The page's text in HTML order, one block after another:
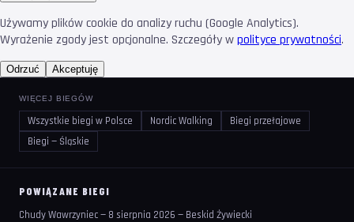
Używamy plików cookie do analizy ruchu (Google Analytics).
Wyrażenie zgody jest opcjonalne. Szczegóły wpolityce prywatności.
Odrzuć Akceptuję
WIĘCEJ BIEGÓW
Wszystkie biegi w Polsce Nordic Walking
Biegi przełajowe
Biegi — Śląskie
POWIĄZANE BIEGI
Chudy Wawrzyniec — 8 sierpnia 2026 — Beskid Żywiecki